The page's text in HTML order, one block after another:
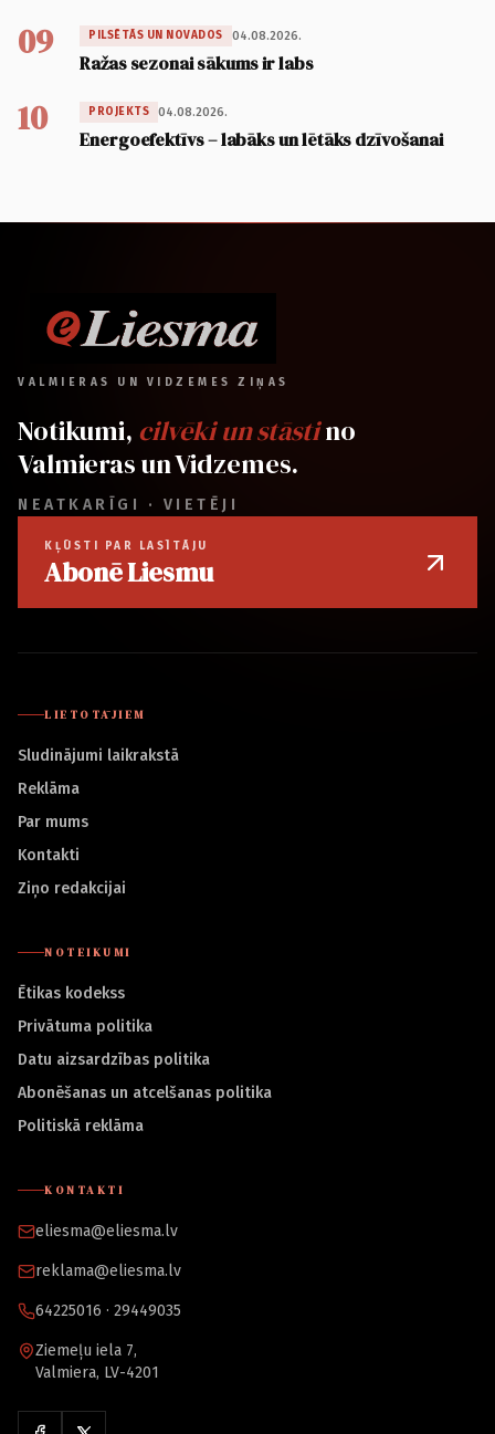
09 PILSĒTĀS UN NOVADOS 04.08.2026.
Ražas sezonai sākums ir labs
10 PROJEKTS 04.08.2026.
Energoefektīvs – labāks un lētāks dzīvošanai
VALMIERAS UN VIDZEMES ZIŅAS
Notikumi, cilvēki un stāstino
Valmieras un Vidzemes.
NEATKARĪGI · VIETĒJI
KĻŪSTI PAR LASĪTĀJU
Abonē Liesmu
LIETOTĀJIEM
Sludinājumi laikrakstā
Reklāma
Par mums
Kontakti
Ziņo redakcijai
NOTEIKUMI
Ētikas kodekss
Privātuma politika
Datu aizsardzības politika
Abonēšanas un atcelšanas politika
Politiskā reklāma
KONTAKTI
eliesma@eliesma.lv
reklama@eliesma.lv
64225016 · 29449035
Ziemeļu iela 7,
Valmiera, LV-4201